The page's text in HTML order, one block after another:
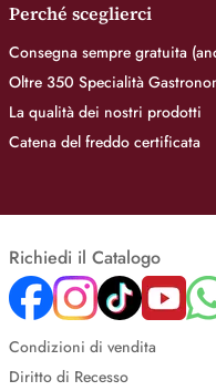
Perché sceglierci
Consegna sempre gratuita
Oltre 350 Specialità
La qualità dei nostri prodotti
Catena del freddo certificata
Richiedi il Catalogo
Condizioni di vendita
Diritto di Recesso